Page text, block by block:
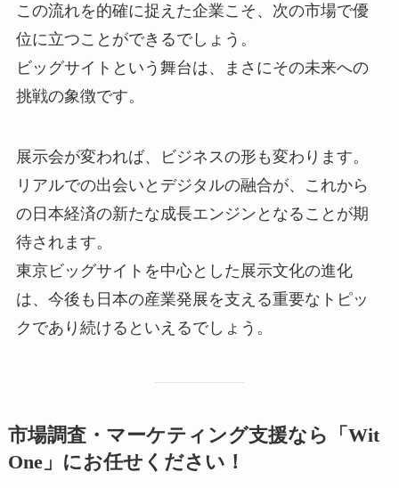
この流れを的確に捉えた企業こそ、次の市場で優
位に立つことができるでしょう。
ビッグサイトという舞台は、まさにその未来への
挑戦の象徴です。
展示会が変われば、ビジネスの形も変わります。
リアルでの出会いとデジタルの融合が、これから
の日本経済の新たな成長エンジンとなることが期
待されます。
東京ビッグサイトを中心とした展示文化の進化
は、今後も日本の産業発展を支える重要なトピッ
クであり続けるといえるでしょう。
市場調査・マーケティング支援なら「Wit
One」にお任せください！